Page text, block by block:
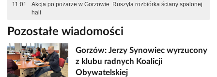
11:01
Akcja po pożarze w Gorzowie. Ruszyła rozbiórka ściany spalonej
hali
Pozostałe wiadomości
Gorzów: Jerzy Synowiec wyrzucony
z klubu radnych Koalicji
Obywatelskiej